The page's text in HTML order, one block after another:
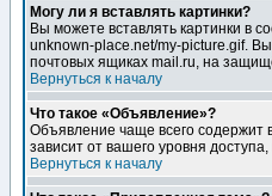
Могу ли я вставлять картинки?
Вы можете вставлять картинки в
unknown-place.net/my-picture.gif.
почтовых ящиках mail.ru, на
Вернуться к началу
Что такое «Объявление»?
Объявление чаще всего содержит
зависит от вашего уровня
Вернуться к началу